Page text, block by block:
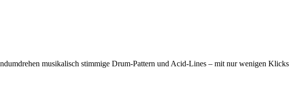
musikalisch stimmige Drum-Pattern und Acid-Lines – mit nur wenigen Klicks